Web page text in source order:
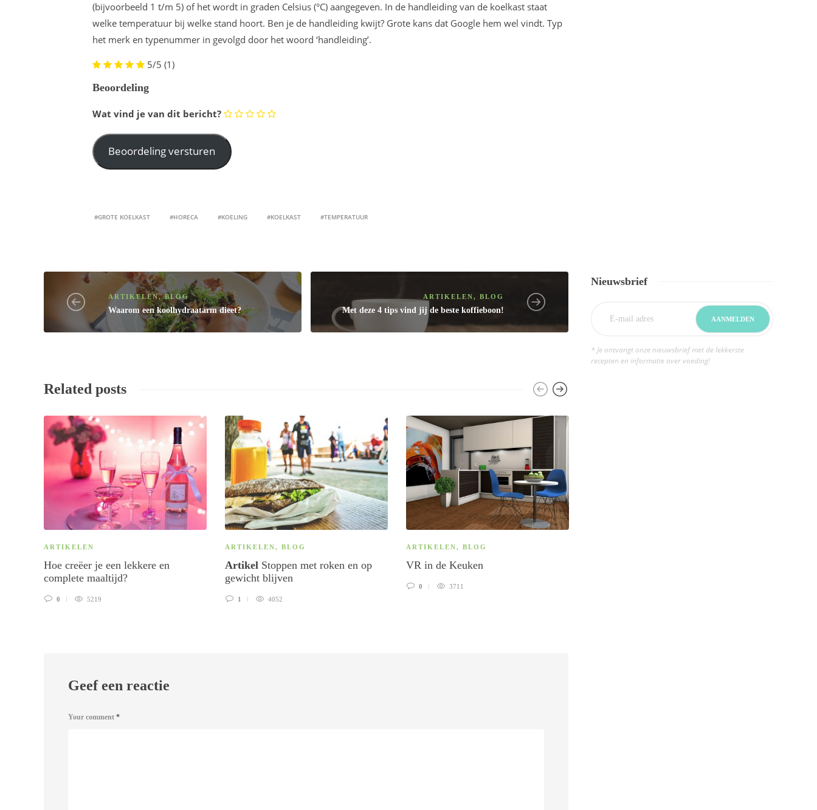
(bijvoorbeeld 1 t/m 5) of het wordt in graden Celsius (°C) aangegeven. In de handleiding van de koelkast staat
welke temperatuur bij welke stand hoort. Ben je de handleiding kwijt? Grote kans dat Google hem wel vindt. Typ
het merk en typenummer in gevolgd door het woord ‘handleiding’.
5/5 (1)
Beoordeling
Wat vind je van dit bericht?
#GROTE KOELKAST #HORECA #KOELING #KOELKAST #TEMPERATUUR
ARTIKELEN,BLOG
Waarom een koolhydraatarm dieet?
ARTIKELEN, BLOG
Met deze 4 tips vind jij de beste koffieboon!
Related posts
ARTIKELEN
Hoe creëer je een lekkere en
complete maaltijd?
0 5219
ARTIKELEN, BLOG
Artikel Stoppen met roken en op
gewicht blijven
1 4052
ARTIKELEN, BLOG
VR in de Keuken
0 3711
Geef een reactie
Your comment *
Nieuwsbrief
* Je ontvangt onze nieuwsbrief met de lekkerste
recepten en informatie over voeding!